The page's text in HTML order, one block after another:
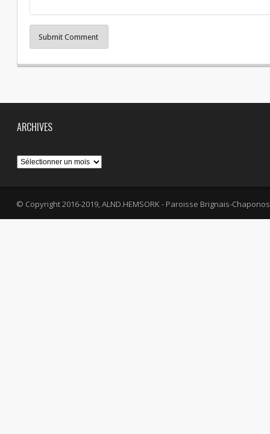
Submit Comment
ARCHIVES
Archives
© Copyright 2016-2019, ALND.HEMSORK - Paroisse Brignais-